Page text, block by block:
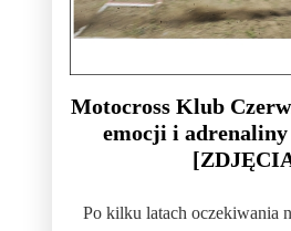
Motocross Klub
emocji i adrenaliny
Po kilku latach oczekiwania